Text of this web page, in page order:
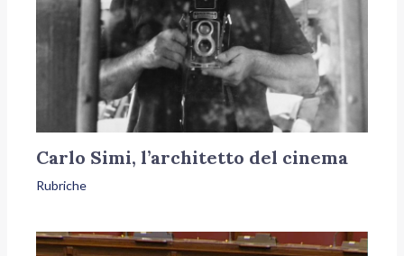
Carlo Simi, l’architetto del cinema
Rubriche